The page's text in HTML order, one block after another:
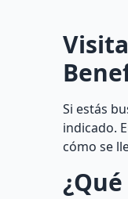
Si estás
indicado.
cómo se